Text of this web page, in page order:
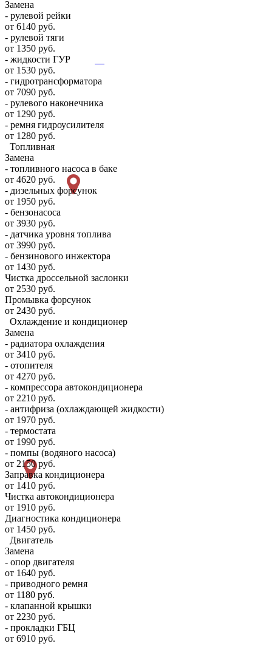
Замена
- рулевой рейки
от 6140 руб.
- рулевой тяги
от 1350 руб.
- жидкости ГУР
от 1530 руб.
- гидротрансформатора
от 7090 руб.
- рулевого наконечника
от 1290 руб.
- ремня гидроусилителя
от 1280 руб.
Топливная
Замена
- топливного насоса в баке
от 4620 руб.
- дизельных форсунок
от 1950 руб.
- бензонасоса
от 3930 руб.
- датчика уровня топлива
от 3990 руб.
- бензинового инжектора
от 1430 руб.
Чистка дроссельной заслонки
от 2530 руб.
Промывка форсунок
от 2430 руб.
Охлаждение и кондиционер
Замена
- радиатора охлаждения
от 3410 руб.
- отопителя
от 4270 руб.
- компрессора автокондиционера
от 2210 руб.
- антифриза (охлаждающей жидкости)
от 1970 руб.
- термостата
от 1990 руб.
- помпы (водяного насоса)
от 2150 руб.
Заправка кондиционера
от 1410 руб.
Чистка автокондиционера
от 1910 руб.
Диагностика кондиционера
от 1450 руб.
Двигатель
Замена
- опор двигателя
от 1640 руб.
- приводного ремня
от 1180 руб.
- клапанной крышки
от 2230 руб.
- прокладки ГБЦ
от 6910 руб.